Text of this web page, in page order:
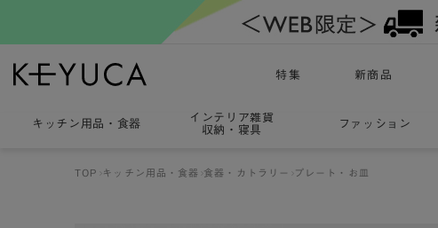
特集 新商品
キッチン用品 ・ 食器
インテリア雑貨
収納・寝具
ファッション
TOP キッチン用品・食器 食器・カトラリー プレート・お皿